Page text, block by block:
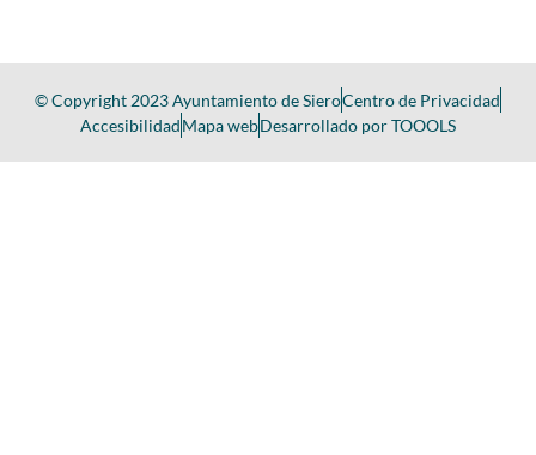
© Copyright 2023 Ayuntamiento de SieroCentro de Privacidad
AccesibilidadMapa webDesarrollado por TOOOLS